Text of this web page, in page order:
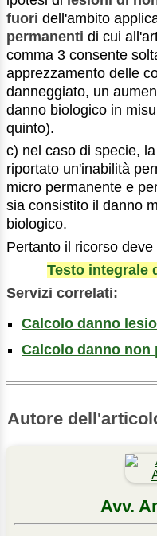
fuori dell'ambito
permanenti di cui
comma 3 consente
apprezzamento delle
danneggiato, un
danno biologico in
quinto).
c) nel caso di specie,
riportato un'inabilità
micro permanente e
sia consistito il danno
biologico.
Pertanto il ricorso
Testo integrale
Servizi correlati:
Calcolo danno
Calcolo danno non
Autore
Avv.